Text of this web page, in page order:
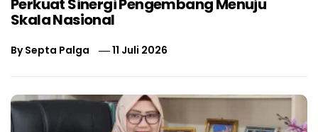
Perkuat Sinergi Pengembang Menuju
Skala Nasional
BySepta Palga 11 Juli 2026